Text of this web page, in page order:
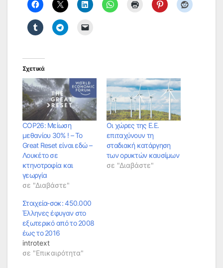
Σχετικά
COP26: Μείωση
μεθανίου 30% ! – Το
Great Reset είναι εδώ –
Λουκέτο σε
κτηνοτροφία και
γεωργία
σε "Διαβάστε"
Οι χώρες της Ε.Ε.
επιταχύνουν τη
σταδιακή κατάργηση
των ορυκτών καυσίμων
σε "Διαβάστε"
Στοιχεία-σοκ: 450.000
Έλληνες έφυγαν στο
εξωτερικό από το 2008
έως το 2016
introtext
σε "Επικαιρότητα"